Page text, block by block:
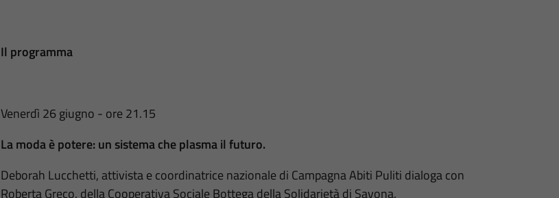
Il programma
Venerdì 26 giugno - ore 21.15
La moda è potere: un sistema che plasma il futuro.
Deborah Lucchetti, attivista e coordinatrice nazionale di Campagna Abiti Puliti dialoga con
Roberta Greco, della Cooperativa Sociale Bottega della Solidarietà di Savona.